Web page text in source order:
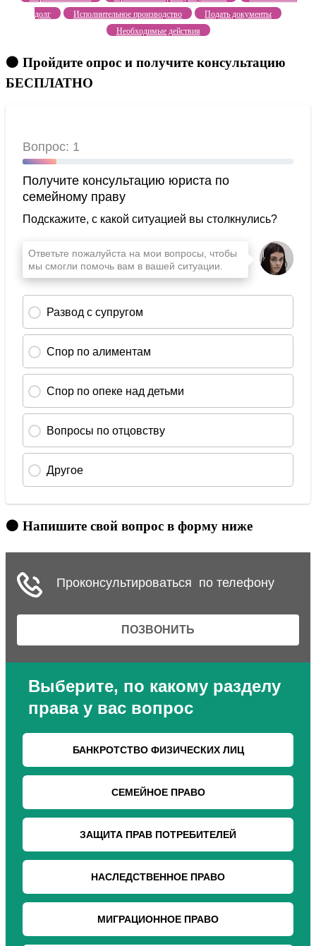
долг
Исполнительное производство
Подать документы
Необходимые действия
🟠 Пройдите опрос и получите консультацию
БЕСПЛАТНО
🟠 Напишите свой вопрос в форму ниже